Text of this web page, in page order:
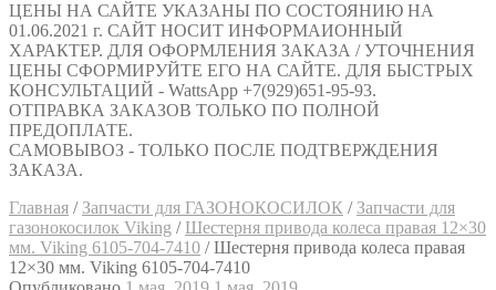
ЦЕНЫ НА САЙТЕ УКАЗАНЫ ПО СОСТОЯНИЮ НА
01.06.2021 г. САЙТ НОСИТ ИНФОРМАИОННЫЙ
ХАРАКТЕР. ДЛЯ ОФОРМЛЕНИЯ ЗАКАЗА / УТОЧНЕНИЯ
ЦЕНЫ СФОРМИРУЙТЕ ЕГО НА САЙТЕ. ДЛЯ БЫСТРЫХ
КОНСУЛЬТАЦИЙ - WattsApp +7(929)651-95-93.
ОТПРАВКА ЗАКАЗОВ ТОЛЬКО ПО ПОЛНОЙ
ПРЕДОПЛАТЕ.
САМОВЫВОЗ - ТОЛЬКО ПОСЛЕ ПОДТВЕРЖДЕНИЯ
ЗАКАЗА.
Главная / Запчасти для ГАЗОНОКОСИЛОК / Запчасти для
газонокосилок Viking / Шестерня привода колеса правая 12×30
мм. Viking 6105-704-7410 /Шестерня привода колеса правая
12×30 мм. Viking 6105-704-7410